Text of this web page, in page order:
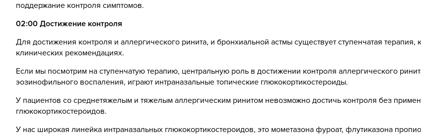
поддержание контроля симптомов.
02:00 Достижение контроля
Для достижения контроля и аллергического ринита, и бронхиальной астмы существует ступенчатая терапия,
клинических рекомендациях.
Если мы посмотрим на ступенчатую терапию, центральную роль в достижении контроля аллергического
эозинофильного воспаления, играют интраназальные топические глюкокортикостероиды.
У пациентов со среднетяжелым и тяжелым аллергическим ринитом невозможно достичь контроля без
глюкокортикостероидов.
У нас широкая линейка интраназальных глюкокортикостероидов, это мометазона фуроат, флутиказона